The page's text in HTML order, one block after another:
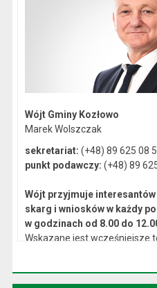
Wójt Gminy Kozłowo
Marek Wolszczak
sekretariat: (+48) 89 625 08
punkt podawczy: (+48) 89
Wójt przyjmuje interesantów
skarg i wniosków w każdy
w godzinach od 8.00 do
Wskazane jest wcześniejsze